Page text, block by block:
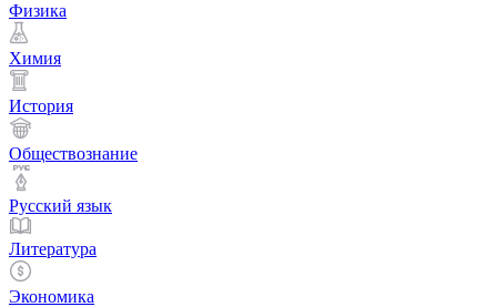
Физика
Химия
История
Обществознание
Русский язык
Литература
Экономика